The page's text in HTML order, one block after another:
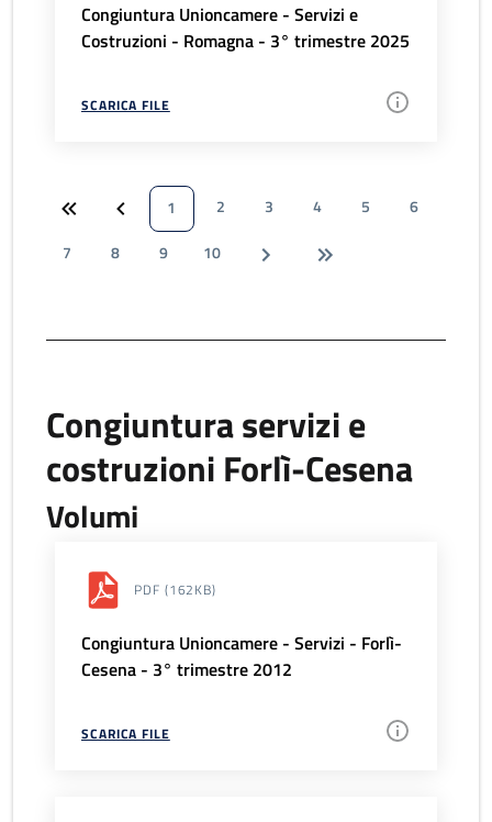
Congiuntura Unioncamere - Servizi e
Costruzioni - Romagna - 3° trimestre 2025
SCARICA FILE
1 2 3 4 5
6
7
8 9 10
Congiuntura servizi e
costruzioni Forlì-Cesena
Volumi
PDF (162KB)
Congiuntura Unioncamere - Servizi - Forlì-
Cesena - 3° trimestre 2012
SCARICA FILE